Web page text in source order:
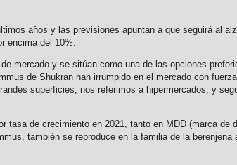
años y las previsiones apuntan a que seguirá al
encima del 10%.
mercado y se sitúan como una de las opciones
de Shukran han irrumpido en el mercado con
superficies, nos referimos a hipermercados, y
de crecimiento en 2021, tanto en MDD (marca de
también se reproduce en la familia de la